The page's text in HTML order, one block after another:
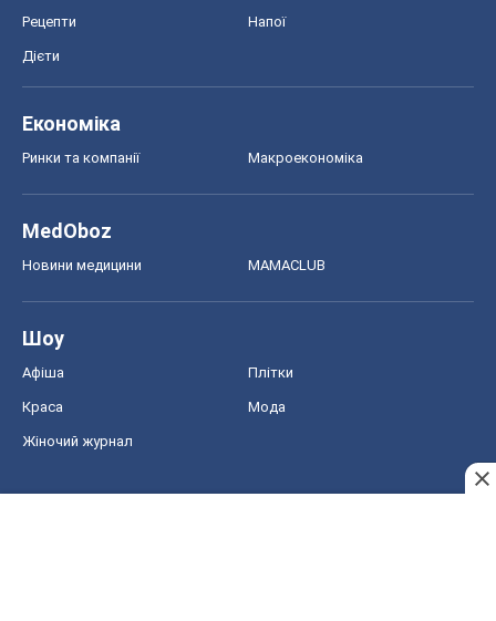
Рецепти Напої
Дієти
Економіка
Ринки та компанії Макроекономіка
MedOboz
Новини медицини MAMACLUB
Шоу
Афіша Плітки
Краса Мода
Жіночий журнал